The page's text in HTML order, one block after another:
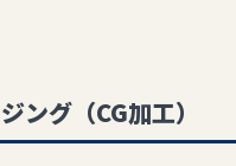
ング（CG加工）